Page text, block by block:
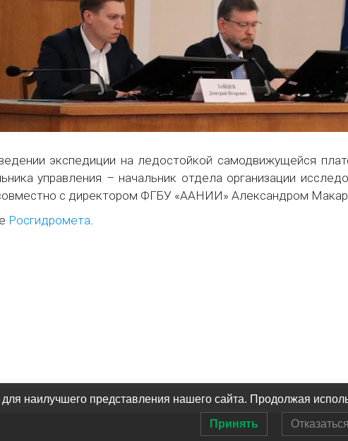
экспедиции на ледостойкой самодвижущейся
управления – начальник отдела организации
с директором ФГБУ «ААНИИ» Александром
Росгидромета
наилучшего представления нашего сайта. Продолжая
Принять Отказаться